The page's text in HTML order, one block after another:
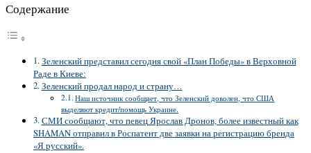
Содержание
Зеленский представил сегодня свой «План Победы» в Верховной
Раде в Киеве:
Зеленский продал народ и страну…
Наш источник сообщает, что Зеленский доволен, что США
выделяют кредит/помощь Украине.
СМИ сообщают, что певец Ярослав Дронов, более известный как
SHAMAN отправил в Роспатент две заявки на регистрацию бренда
«Я русский».